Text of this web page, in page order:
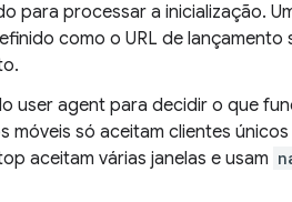
para processar a inicialização.
como o URL de lançamento
user agent para decidir o que
só aceitam clientes únicos
aceitam várias janelas e usam